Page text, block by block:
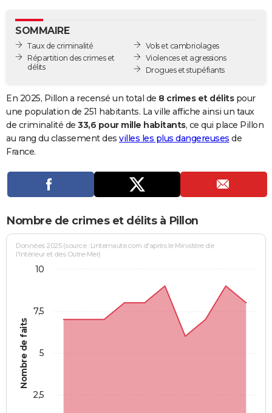
GUIDES D'ACHAT
BONS PLANS
Carte de Noël
Carte Bonne année
Carte Saint-Valentin
Carte Pâques
Carte d'anniversaire
DICTIONNAIRE
Dictionnaire
Biographies
Citations
Expressions
Proverbes
PROGRAMME TV
Se connecter
Entreprises
Service militaire
Avis de recherche
AVIS DE DÉCÈS
Bricolage
Lifestyle
Culture
Sport
Auto
Television
Voyage
Cinema
SOMMAIRE
Taux de criminalité
Répartition des crimes et
délits
Vols et cambriolages
Violences et agressions
Drogues et stupéfiants
En 2025, Pillon a recensé un total de 8 crimes et délitspour
une population de 251 habitants. La ville affiche ainsi un taux
de criminalité de 33,6 pour mille habitants, ce qui place Pillon
au rang du classement des villes les plus dangereuses de
France.
Nombre de crimes et délits à Pillon
Nombre de faits
Données 2025 (source : Linternaute.com d'après le Ministère de
l'Intérieur et des Outre-Mer)
2,5
5
7,5
10